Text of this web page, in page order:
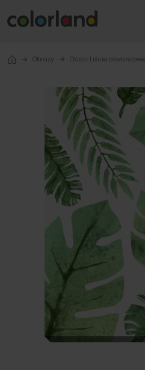
Obrazy Obraz Liście akwarelowe